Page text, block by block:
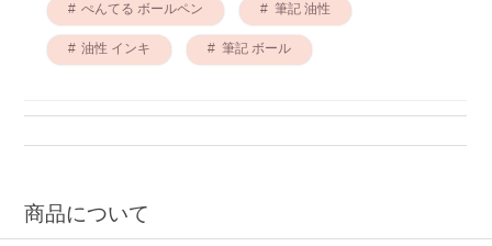
ぺんてる ボールペン 筆記 油性
油性 インキ 筆記 ボール
商品について